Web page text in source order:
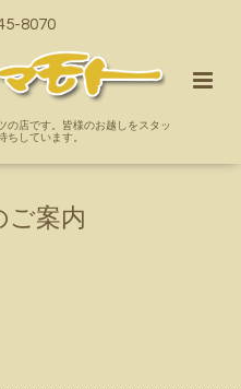
8070
の店です。皆様のお越しをスタッ
ちしています。
ご案内